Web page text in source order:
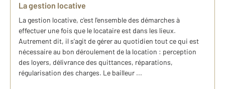
La gestion locative
La gestion locative, c'est l'ensemble des démarches à
effectuer une fois que le locataire est dans les lieux.
Autrement dit, il s'agit de gérer au quotidien tout ce qui est
nécessaire au bon déroulement de la location : perception
des loyers, délivrance des quittances, réparations,
régularisation des charges. Le bailleur ...